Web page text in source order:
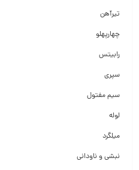
تیرآهن
چهارپهلو
رابیتس
سپری
سیم مفتول
لوله
میلگرد
نبشی و ناودانی